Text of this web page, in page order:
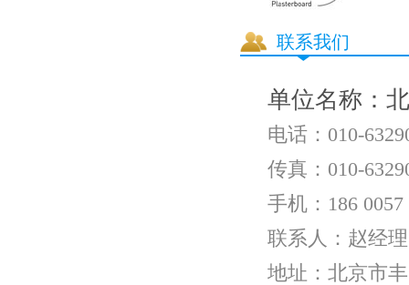
联系我们
单位名称：
电话：010-
传真：010-
手机：186 0057
联系人：赵经理
地址：北京市